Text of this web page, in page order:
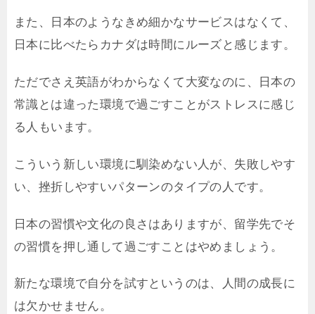
また、日本のようなきめ細かなサービスはなくて、
日本に比べたらカナダは時間にルーズと感じます。
ただでさえ英語がわからなくて大変なのに、日本の
常識とは違った環境で過ごすことがストレスに感じ
る人もいます。
こういう新しい環境に馴染めない人が、失敗しやす
い、挫折しやすいパターンのタイプの人です。
日本の習慣や文化の良さはありますが、留学先でそ
の習慣を押し通して過ごすことはやめましょう。
新たな環境で自分を試すというのは、人間の成長に
は欠かせません。